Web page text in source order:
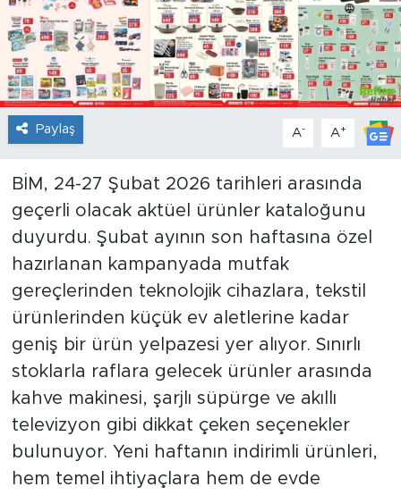
Paylaş A- A+
BİM, 24-27 Şubat 2026 tarihleri arasında
geçerli olacak aktüel ürünler kataloğunu
duyurdu. Şubat ayının son haftasına özel
hazırlanan kampanyada mutfak
gereçlerinden teknolojik cihazlara, tekstil
ürünlerinden küçük ev aletlerine kadar
geniş bir ürün yelpazesi yer alıyor. Sınırlı
stoklarla raflara gelecek ürünler arasında
kahve makinesi, şarjlı süpürge ve akıllı
televizyon gibi dikkat çeken seçenekler
bulunuyor. Yeni haftanın indirimli ürünleri,
hem temel ihtiyaçlara hem de evde